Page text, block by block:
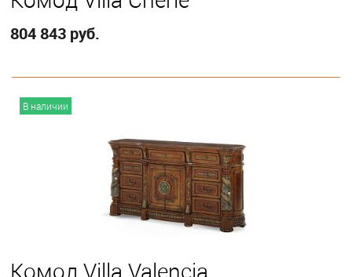
804 843 руб.
В наличии